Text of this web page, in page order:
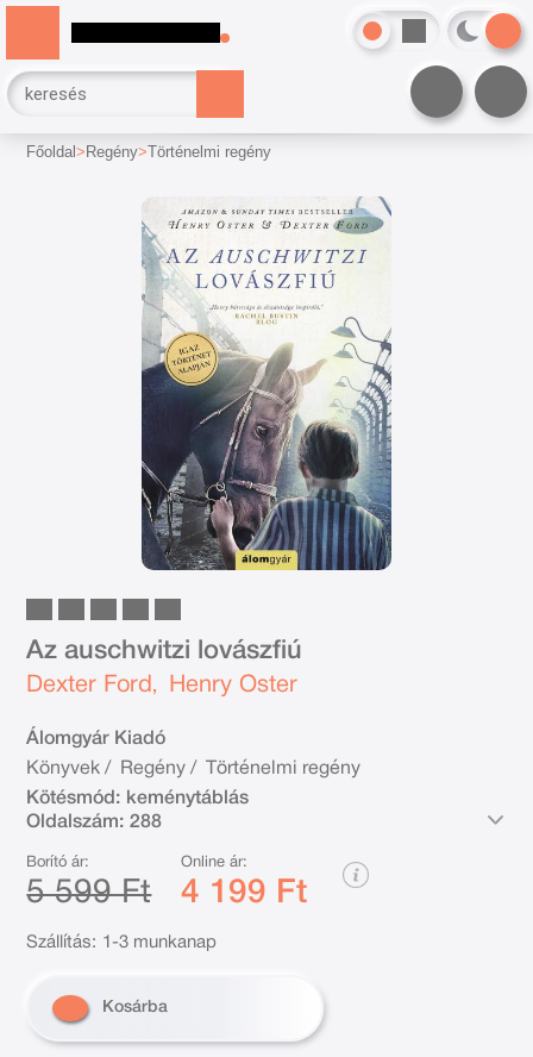
Főoldal Regény Történelmi regény
Az auschwitzi lovászfiú
Dexter Ford , Henry Oster
Álomgyár Kiadó
Könyvek / Regény /
Történelmi regény
Kötésmód: keménytáblás
Oldalszám: 288
Borító ár:
5 599 Ft
Online ár:
4 199 Ft
Szállítás: 1-3 munkanap
Kosárba